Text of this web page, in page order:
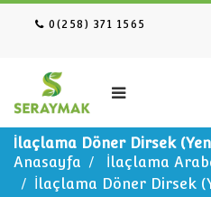
0(258) 371 1565
İlaçlama Döner Dirsek
Anasayfa
İlaçlama
İlaçlama Döner Dirsek